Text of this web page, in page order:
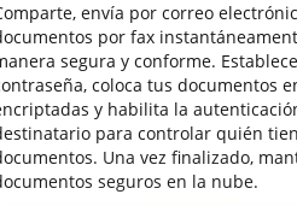
envía por correo
por fax
segura y conforme.
coloca tus documentos
y habilita la
para controlar quién
Una vez finalizado,
seguros en la nube.